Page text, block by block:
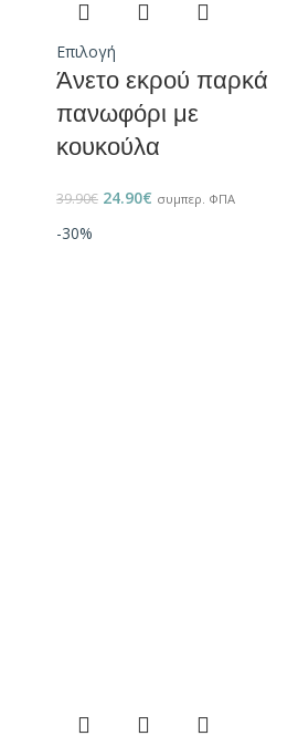
Επιλογή
Άνετο εκρού παρκά
πανωφόρι με
κουκούλα
39.90€ 24.90€ συμπερ. ΦΠΑ
-30%